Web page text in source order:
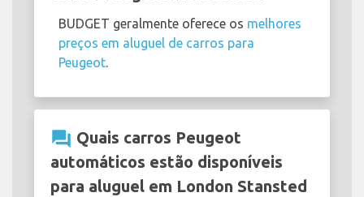
BUDGET geralmente oferece os melhores
preços em aluguel de carros para
Peugeot.
question_answer Quais carros Peugeot
automáticos estão disponíveis
para aluguel em London Stansted